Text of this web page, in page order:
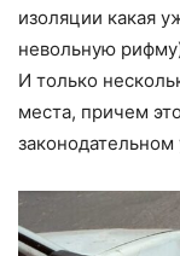
изоляции какая
невольную
И только
места, причем
законодательном